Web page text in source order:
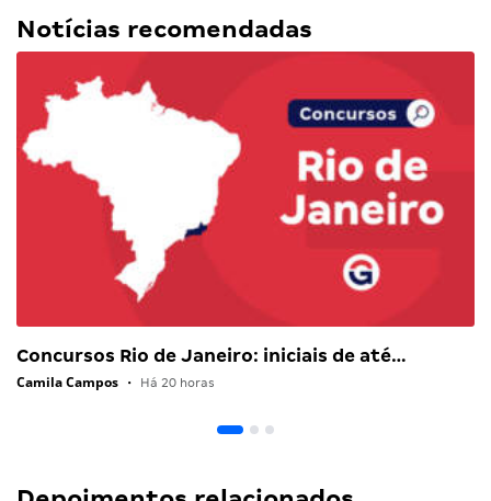
Notícias recomendadas
Concursos Rio de Janeiro: iniciais de até…
Camila Campos • Há 20 horas